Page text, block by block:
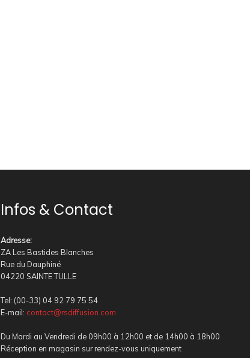
Infos & Contact
Adresse:
ZA Les Bastides Blanches
Rue du Dauphiné
04220 SAINTE TULLE
Tel: (00-33) 04 92 79 75 54
E-mail: contact@rsdiffusion.com
Du Mardi au Vendredi de 09h00 à 12h00 et de 14h00 à 18h00
Réception en magasin sur rendez-vous uniquement